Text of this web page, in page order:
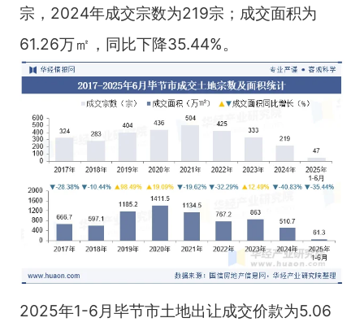
宗，2024年成交宗数为219宗；成交面积为
61.26万㎡，同比下降35.44%。
2025年1-6月毕节市土地出让成交价款为5.06